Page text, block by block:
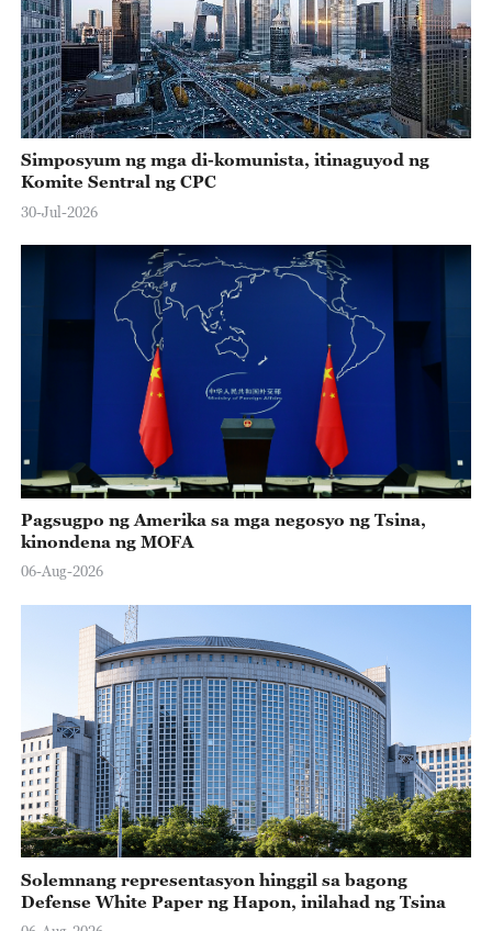
Simposyum ng mga di-komunista, itinaguyod ng
Komite Sentral ng CPC
30-Jul-2026
Pagsugpo ng Amerika sa mga negosyo ng Tsina,
kinondena ng MOFA
06-Aug-2026
Solemnang representasyon hinggil sa bagong
Defense White Paper ng Hapon, inilahad ng Tsina